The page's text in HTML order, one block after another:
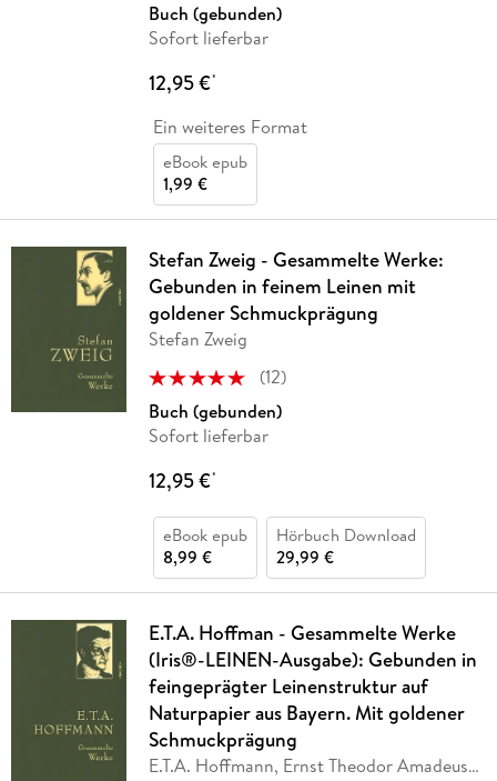
Buch (gebunden)
Sofort lieferbar
12,95 €*
Ein weiteres Format
eBook epub
1,99 €
Stefan Zweig - Gesammelte Werke:
Gebunden in feinem Leinen mit
goldener Schmuckprägung
Stefan Zweig
(12)
Buch (gebunden)
Sofort lieferbar
12,95 €*
eBook epub
8,99 €
Hörbuch Download
29,99 €
E.T.A. Hoffman - Gesammelte Werke
(Iris®-LEINEN-Ausgabe): Gebunden in
feingeprägter Leinenstruktur auf
Naturpapier aus Bayern. Mit goldener
Schmuckprägung
E.T.A. Hoffmann, Ernst Theodor Amadeus